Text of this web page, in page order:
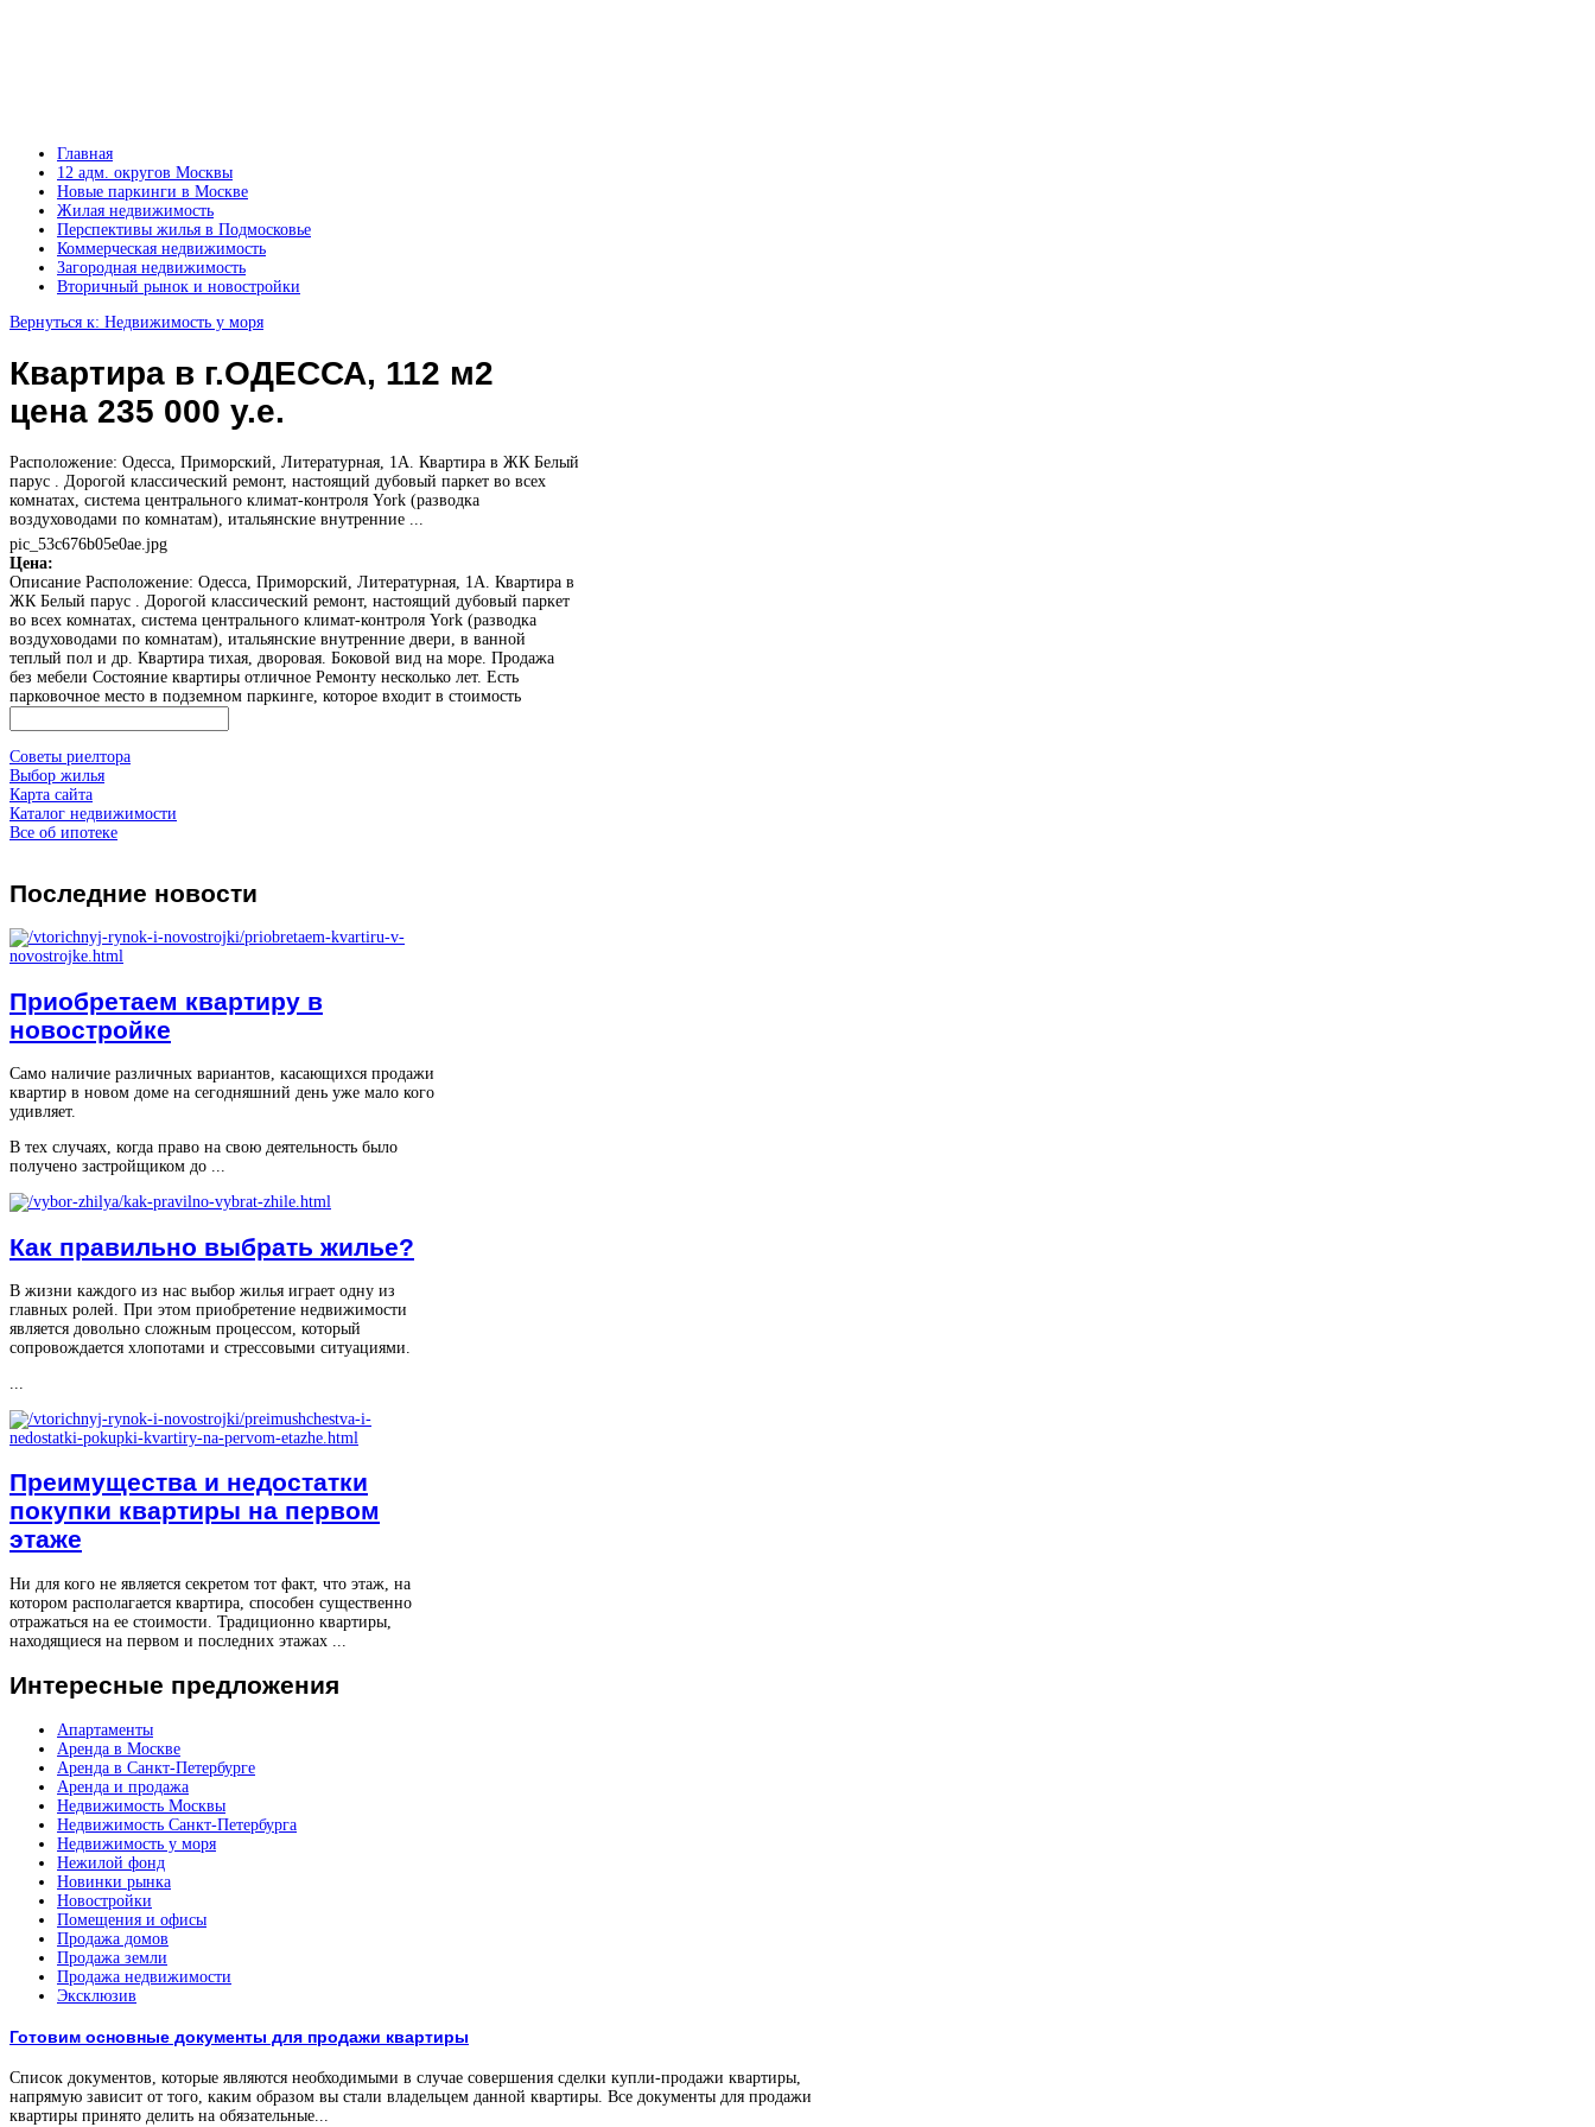
Главная
12 адм. округов Москвы
Новые паркинги в Москве
Жилая недвижимость
Перспективы жилья в Подмосковье
Коммерческая недвижимость
Загородная недвижимость
Вторичный рынок и новостройки
Вернуться к: Недвижимость у моря
Квартира в г.ОДЕССА, 112 м2
цена 235 000 у.е.
Расположение: Одесса, Приморский, Литературная, 1А. Квартира в ЖК Белый
парус . Дорогой классический ремонт, настоящий дубовый паркет во всех
комнатах, система центрального климат-контроля York (разводка
воздуховодами по комнатам), итальянские внутренние ...
pic_53c676b05e0ae.jpg
Цена:
Описание Расположение: Одесса, Приморский, Литературная, 1А. Квартира в
ЖК Белый парус . Дорогой классический ремонт, настоящий дубовый паркет
во всех комнатах, система центрального климат-контроля York (разводка
воздуховодами по комнатам), итальянские внутренние двери, в ванной
теплый пол и др. Квартира тихая, дворовая. Боковой вид на море. Продажа
без мебели Состояние квартиры отличное Ремонту несколько лет. Есть
парковочное место в подземном паркинге, которое входит в стоимость
Советы риелтора
Выбор жилья
Карта сайта
Каталог недвижимости
Все об ипотеке
Последние новости
Приобретаем квартиру в
новостройке
Само наличие различных вариантов, касающихся продажи
квартир в новом доме на сегодняшний день уже мало кого
удивляет.
В тех случаях, когда право на свою деятельность было
получено застройщиком до ...
Как правильно выбрать жилье?
В жизни каждого из нас выбор жилья играет одну из
главных ролей. При этом приобретение недвижимости
является довольно сложным процессом, который
сопровождается хлопотами и стрессовыми ситуациями.
...
Преимущества и недостатки
покупки квартиры на первом
этаже
Ни для кого не является секретом тот факт, что этаж, на
котором располагается квартира, способен существенно
отражаться на ее стоимости. Традиционно квартиры,
находящиеся на первом и последних этажах ...
Интересные предложения
Апартаменты
Аренда в Москве
Аренда в Санкт-Петербурге
Аренда и продажа
Недвижимость Москвы
Недвижимость Санкт-Петербурга
Недвижимость у моря
Нежилой фонд
Новинки рынка
Новостройки
Помещения и офисы
Продажа домов
Продажа земли
Продажа недвижимости
Эксклюзив
Готовим основные документы для продажи квартиры
Список документов, которые являются необходимыми в случае совершения сделки купли-продажи квартиры,
напрямую зависит от того, каким образом вы стали владельцем данной квартиры. Все документы для продажи
квартиры принято делить на обязательные...